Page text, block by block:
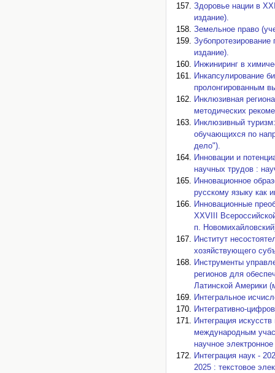
Здоровье нации в
издание).
Земельное право
издание).
Инжиниринг в
Инкапсулирование
пролонгированным
Инклюзивная
методических
Инклюзивный
обучающихся по
дело").
Инновации и
наyчных трyдов :
Инновационное
русскому языку как
Инновационные
XXVIII
п.
Институт
хозяйствующего
Инструменты
регионов для
Латинской Америки
Интегральное
Интегративно-
Интеграция
международным
научное
Интеграция наук -
2025 : текстовое